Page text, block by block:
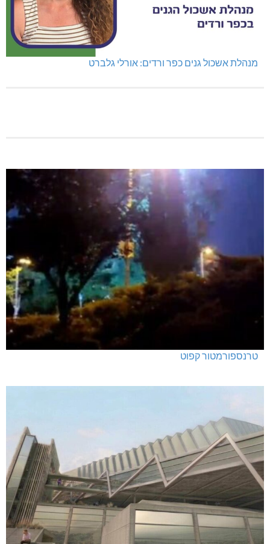
מנהלת אשכול גנים כפר ורדים: אורלי גלברט
טרנספורמטור קפוט